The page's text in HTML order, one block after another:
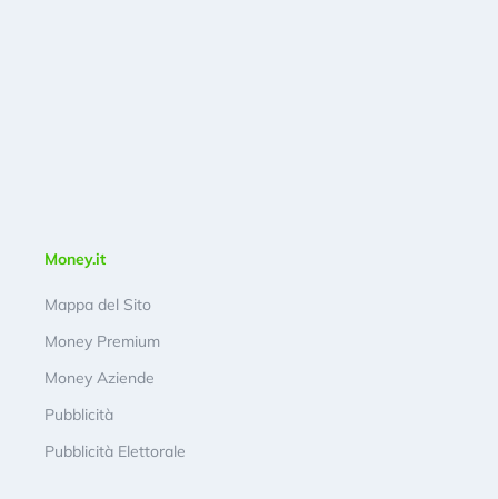
Money.it
Mappa del Sito
Money Premium
Money Aziende
Pubblicità
Pubblicità Elettorale